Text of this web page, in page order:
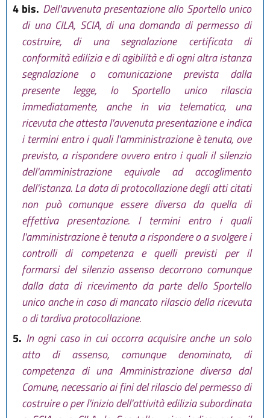
4 bis. Dell'avvenuta presentazione allo Sportello unico
di una CILA, SCIA, di una domanda di permesso di
costruire, di una segnalazione certificata di
conformità edilizia e di agibilità e di ogni altra istanza
segnalazione o comunicazione prevista dalla
presente legge, lo Sportello unico rilascia
immediatamente, anche in via telematica, una
ricevuta che attesta l'avvenuta presentazione e indica
i termini entro i quali l'amministrazione è tenuta, ove
previsto, a rispondere ovvero entro i quali il silenzio
dell'amministrazione equivale ad accoglimento
dell'istanza. La data di protocollazione degli atti citati
non può comunque essere diversa da quella di
effettiva presentazione. I termini entro i quali
l'amministrazione è tenuta a rispondere o a svolgere i
controlli di competenza e quelli previsti per il
formarsi del silenzio assenso decorrono comunque
dalla data di ricevimento da parte dello Sportello
unico anche in caso di mancato rilascio della ricevuta
o di tardiva protocollazione.
5. In ogni caso in cui occorra acquisire anche un solo
atto di assenso, comunque denominato, di
competenza di una Amministrazione diversa dal
Comune, necessario ai fini del rilascio del permesso di
costruire o per l'inizio dell'attività edilizia subordinata